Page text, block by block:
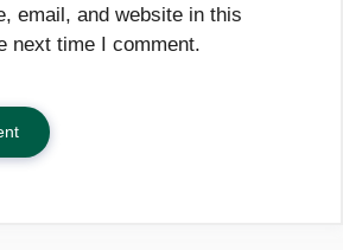
email, and website in this
next time I comment.